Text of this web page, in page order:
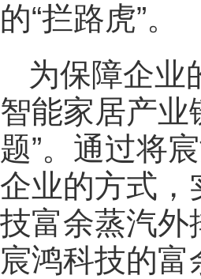
的“拦路虎”。
为保障企业
智能家居产业
题”。通过将
企业的方式，
技富余蒸汽外
宸鸿科技的富